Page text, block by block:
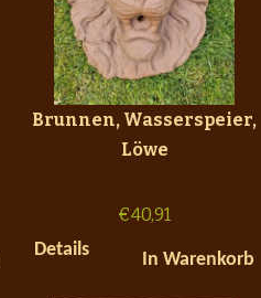
Brunnen, Wasserspeier,
Löwe
€40,91
Details
In Warenkorb